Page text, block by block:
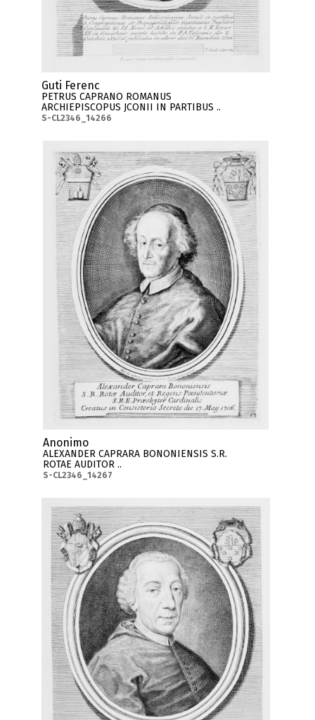
Guti Ferenc
PETRUS CAPRANO ROMANUS
ARCHIEPISCOPUS JCONII IN PARTIBUS ..
S-CL2346_14266
Anonimo
ALEXANDER CAPRARA BONONIENSIS S.R.
ROTAE AUDITOR ..
S-CL2346_14267